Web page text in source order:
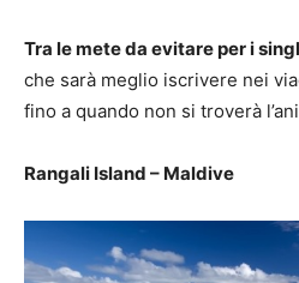
Tra le mete da evitare per i
che sarà meglio iscrivere nei
fino a quando non si troverà
Rangali Island – Maldive